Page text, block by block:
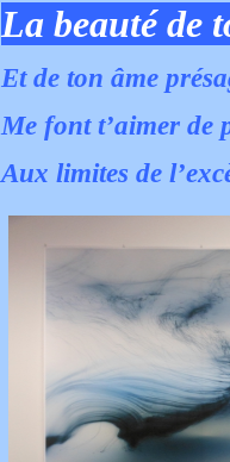
La beauté de
Et de ton âme
Me font t’aimer de
Aux limites de